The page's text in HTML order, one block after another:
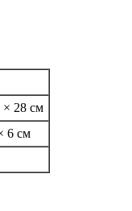
× 28 см
6 см